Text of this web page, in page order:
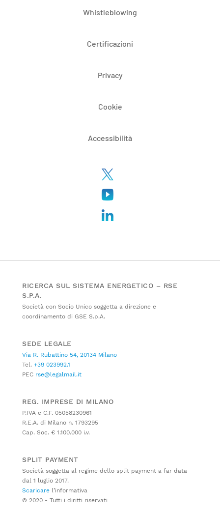
Whistleblowing
Certificazioni
Privacy
Cookie
Accessibilità
RICERCA SUL SISTEMA ENERGETICO – RSE
S.P.A.
Società con Socio Unico soggetta a direzione e
coordinamento di GSE S.p.A.
SEDE LEGALE
Via R. Rubattino 54, 20134 Milano
Tel. +39 023992.1
PEC rse@legalmail.it
REG. IMPRESE DI MILANO
P.IVA e C.F. 05058230961
R.E.A. di Milano n. 1793295
Cap. Soc. € 1.100.000 i.v.
SPLIT PAYMENT
Società soggetta al regime dello split payment a far data
dal 1 luglio 2017.
Scaricare l’informativa
© 2020 - Tutti i diritti riservati